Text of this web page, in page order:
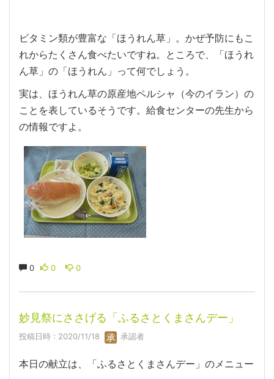
ビタミン類が豊富な「ほうれん草」。かぜ予防にもこ
れからたくさん食べたいですね。ところで、「ほうれ
ん草」の「ほうれん」って何でしょう。
実は、ほうれん草の原産地ペルシャ（今のイラン）の
ことを表しているそうです。給食センターの先生から
の情報ですよ。
0 0 0
妙見祭にささげる「ふるさとくまさんデー」
投稿日時 : 2020/11/18 承認者
本日の献立は、「ふるさとくまさんデー」のメニュー